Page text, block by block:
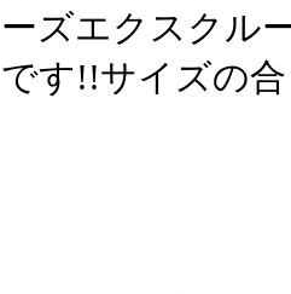
ーズエクスクル
です!!サイズの